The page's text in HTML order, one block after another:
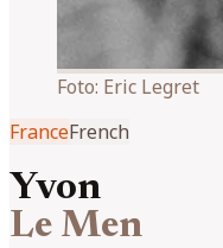
Foto: Eric Legret
FranceFrench
Yvon
Le Men